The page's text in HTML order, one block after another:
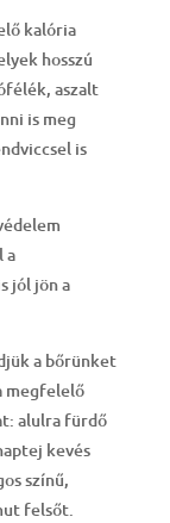
kalória
hosszú
aszalt
is meg
is
a
jól jön a
a bőrünket
megfelelő
alulra fürdő
kevés
színű,
felsőt.